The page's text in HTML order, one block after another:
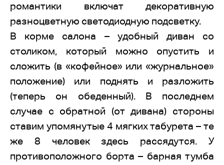
романтики включат декоративную
разноцветную светодиодную подсветку.
В корме салона – удобный диван со
столиком, который можно опустить и
сложить (в «кофейное» или «журнальное»
положение) или поднять и разложить
(теперь он обеденный). В последнем
случае с обратной (от дивана) стороны
ставим упомянутые 4 мягких табурета – те
же 8 человек здесь рассядутся. У
противоположного борта – барная тумба